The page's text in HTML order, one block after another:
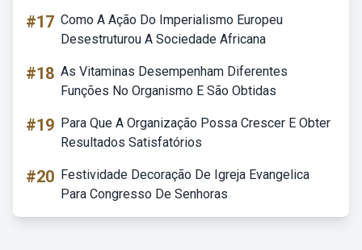
#17 Como A Ação Do Imperialismo Europeu
Desestruturou A Sociedade Africana
#18 As Vitaminas Desempenham Diferentes
Funções No Organismo E São Obtidas
#19 Para Que A Organização Possa Crescer E Obter
Resultados Satisfatórios
#20 Festividade Decoração De Igreja Evangelica
Para Congresso De Senhoras